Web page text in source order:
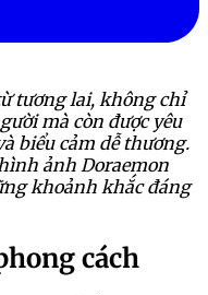
tương lai, không chỉ
mà còn được yêu
biểu cảm dễ thương.
ảnh Doraemon
khoảnh khắc đáng
cách